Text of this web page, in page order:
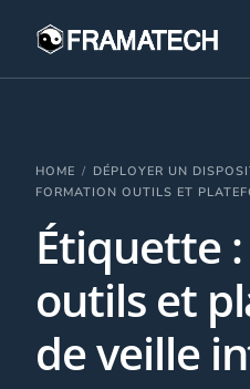
HOME
DÉPLOYER UN
FORMATION OUTILS ET
Étiquette
outils et
de veille
Formations
Performance
Stratégies industrielles